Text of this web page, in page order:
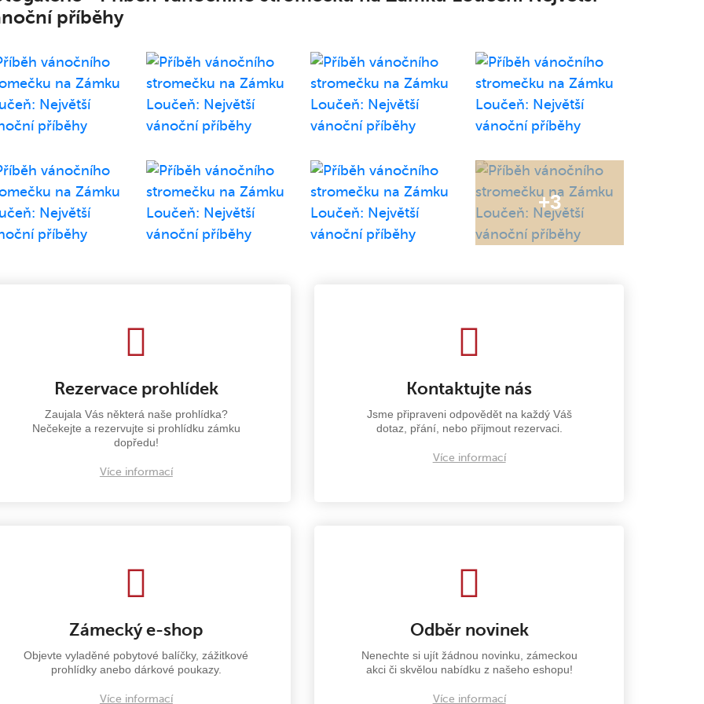
příběhy
Rezervace prohlídek
Zaujala Vás některá naše prohlídka?
Nečekejte a rezervujte si prohlídku zámku
dopředu!
Více informací
Kontaktujte nás
Jsme připraveni odpovědět na každý Váš
dotaz, přání, nebo přijmout rezervaci.
Více informací
Zámecký e-shop
Objevte vyladěné pobytové balíčky, zážitkové
prohlídky anebo dárkové poukazy.
Více informací
Odběr novinek
Nenechte si ujít žádnou novinku, zámeckou
akci či skvělou nabídku z našeho eshopu!
Více informací